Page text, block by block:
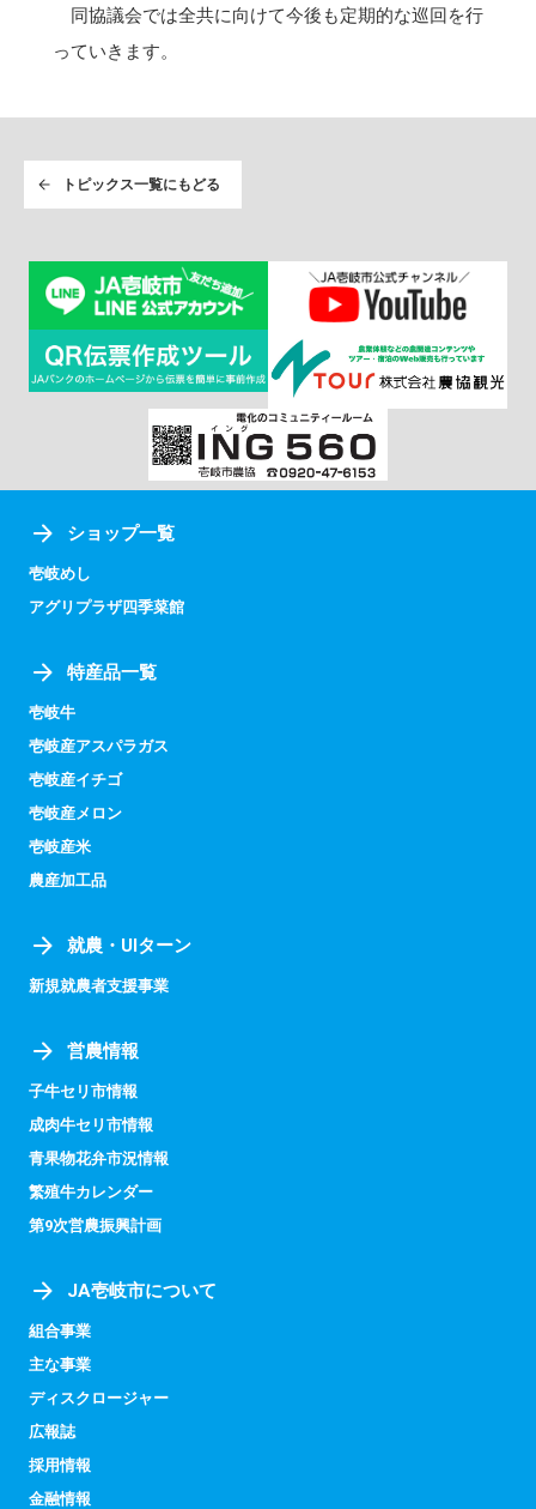
同協議会では全共に向けて今後も定期的な巡回を行
っていきます。
トピックス一覧にもどる
ショップ一覧
壱岐めし
アグリプラザ四季菜館
特産品一覧
壱岐牛
壱岐産アスパラガス
壱岐産イチゴ
壱岐産メロン
壱岐産米
農産加工品
就農・UIターン
新規就農者支援事業
営農情報
子牛セリ市情報
成肉牛セリ市情報
青果物花弁市況情報
繁殖牛カレンダー
第9次営農振興計画
JA壱岐市について
組合事業
主な事業
ディスクロージャー
広報誌
採用情報
金融情報